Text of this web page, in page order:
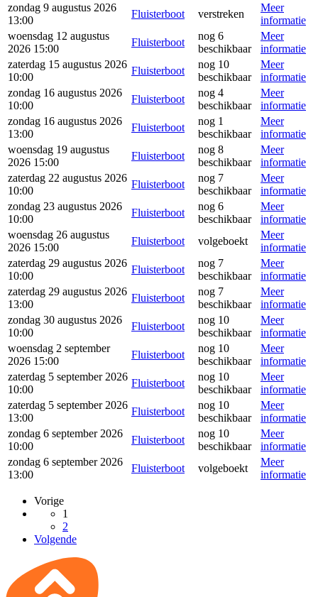
zondag 9 augustus 2026
13:00
Fluisterboot verstreken
Meer
informatie
woensdag 12 augustus
2026 15:00
Fluisterboot
nog 6
beschikbaar
Meer
informatie
zaterdag 15 augustus 2026
10:00
Fluisterboot
nog 10
beschikbaar
Meer
informatie
zondag 16 augustus 2026
10:00
Fluisterboot
nog 4
beschikbaar
Meer
informatie
zondag 16 augustus 2026
13:00
Fluisterboot
nog 1
beschikbaar
Meer
informatie
woensdag 19 augustus
2026 15:00
Fluisterboot
nog 8
beschikbaar
Meer
informatie
zaterdag 22 augustus 2026
10:00
Fluisterboot
nog 7
beschikbaar
Meer
informatie
zondag 23 augustus 2026
10:00
Fluisterboot
nog 6
beschikbaar
Meer
informatie
woensdag 26 augustus
2026 15:00
Fluisterboot volgeboekt
Meer
informatie
zaterdag 29 augustus 2026
10:00
Fluisterboot
nog 7
beschikbaar
Meer
informatie
zaterdag 29 augustus 2026
13:00
Fluisterboot
nog 7
beschikbaar
Meer
informatie
zondag 30 augustus 2026
10:00
Fluisterboot
nog 10
beschikbaar
Meer
informatie
woensdag 2 september
2026 15:00
Fluisterboot
nog 10
beschikbaar
Meer
informatie
zaterdag 5 september 2026
10:00
Fluisterboot
nog 10
beschikbaar
Meer
informatie
zaterdag 5 september 2026
13:00
Fluisterboot
nog 10
beschikbaar
Meer
informatie
zondag 6 september 2026
10:00
Fluisterboot
nog 10
beschikbaar
Meer
informatie
zondag 6 september 2026
13:00
Fluisterboot volgeboekt
Meer
informatie
Vorige
1
2
Volgende